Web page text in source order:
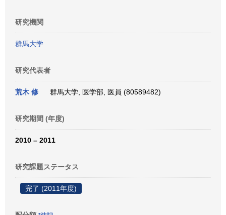
研究機関
群馬大学
研究代表者
荒木 修 群馬大学, 医学部, 医員 (80589482)
研究期間 (年度)
2010 – 2011
研究課題ステータス
完了 (2011年度)